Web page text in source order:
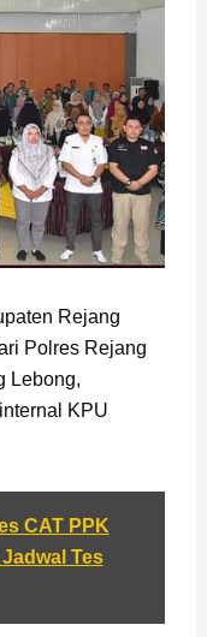
Rejang
Polres Rejang
Lebong,
KPU
CAT PPK
Tes